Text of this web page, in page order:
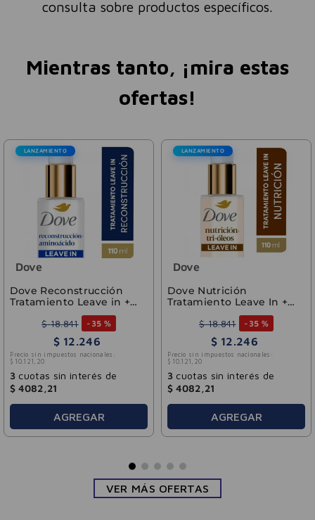
consulta sobre productos específicos.
Mientras tanto, ¡mira estas
ofertas!
LANZAMIENTO
Dove
Dove Reconstrucción
Tratamiento Leave in +
Aminoácidos 110ml
$ 18.841 - 35 %
$ 12.246
Precio sin impuestos nacionales:
$ 10.121 , 20
3 cuotas sin interés de
$ 4082 21
AGREGAR
LANZAMIENTO
Dove
Dove Nutrición
Tratamiento Leave In +
Tri-Óleos 110 ml
$ 18.841 - 35 %
$ 12.246
Precio sin impuestos nacionales:
$ 10.121 , 20
3 cuotas sin interés de
$ 4082 21
AGREGAR
VER MÁS OFERTAS